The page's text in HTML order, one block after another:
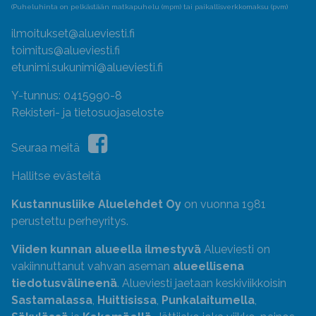
(Puheluhinta on pelkästään matkapuhelu (mpm) tai paikallisverkkomaksu (pvm)
ilmoitukset@alueviesti.fi
toimitus@alueviesti.fi
etunimi.sukunimi@alueviesti.fi
Y-tunnus: 0415990-8
Rekisteri- ja tietosuojaseloste
Seuraa meitä
Hallitse evästeitä
Kustannusliike Aluelehdet Oy on vuonna 1981
perustettu perheyritys.
Viiden kunnan alueella ilmestyvä Alueviesti on
vakiinnuttanut vahvan aseman alueellisena
tiedotusvälineenä. Alueviesti jaetaan keskiviikkoisin
Sastamalassa, Huittisissa, Punkalaitumella,